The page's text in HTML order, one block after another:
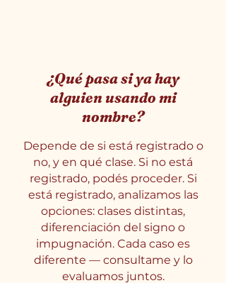
¿Qué pasa si ya hay
alguien usando mi
nombre?
Depende de si está registrado o
no, y en qué clase. Si no está
registrado, podés proceder. Si
está registrado, analizamos las
opciones: clases distintas,
diferenciación del signo o
impugnación. Cada caso es
diferente — consultame y lo
evaluamos juntos.